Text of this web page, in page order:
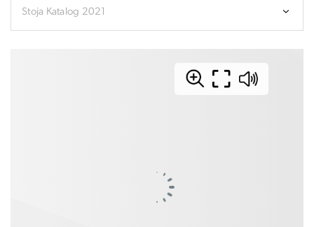
Stoja Katalog 2021